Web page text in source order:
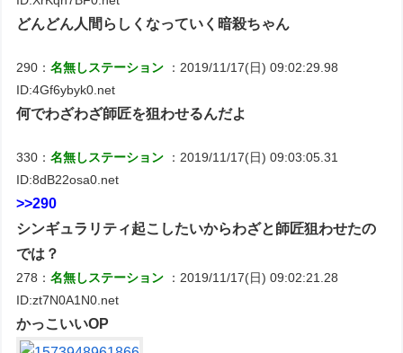
どんどん人間らしくなっていく暗殺ちゃん
290：名無しステーション
：2019/11/17(日) 09:02:29.98
ID:4Gf6ybyk0.net
何でわざわざ師匠を狙わせるんだよ
330：名無しステーション
：2019/11/17(日) 09:03:05.31
ID:8dB22osa0.net
>>290
シンギュラリティ起こしたいからわざと師匠狙わせたの
では？
278：名無しステーション
：2019/11/17(日) 09:02:21.28
ID:zt7N0A1N0.net
かっこいいOP